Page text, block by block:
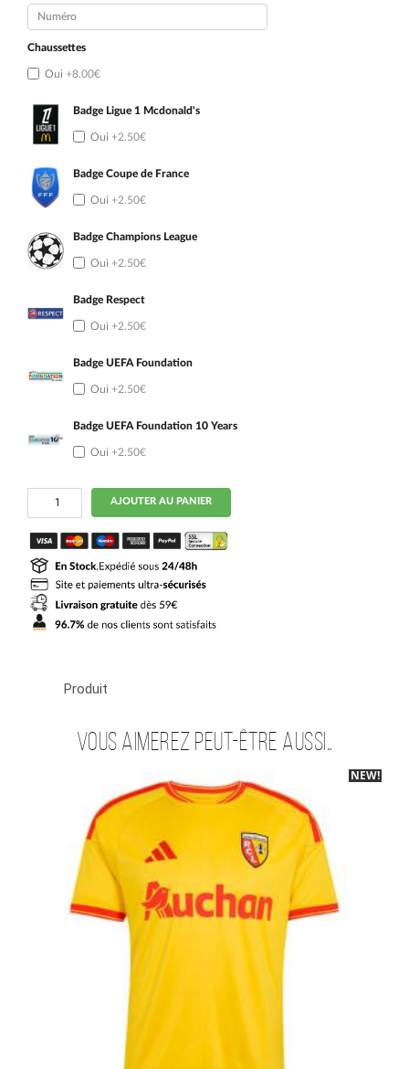
Chaussettes
Oui +8.00€
Badge Ligue 1 Mcdonald's
Oui +2.50€
Badge Coupe de France
Oui +2.50€
Badge Champions League
Oui +2.50€
Badge Respect
Oui +2.50€
Badge UEFA Foundation
Oui +2.50€
Badge UEFA Foundation 10 Years
Oui +2.50€
quantité
Maillot
RC
Lens
Kit
Enfant
Domicile
2026
2027
AJOUTER AU PANIER
Produit
Vous aimerez peut-être aussi…
-40%
NEW!